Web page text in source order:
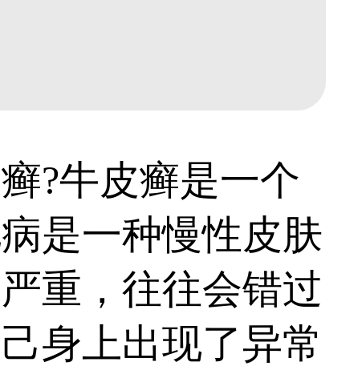
牛皮癣是一个
是一种慢性皮肤
重，往往会错过
身上出现了异常